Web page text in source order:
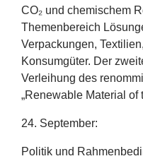
CO₂ und chemischem
Themenbereich
Verpackungen,
Konsumgüter. Der
Verleihung des
„Renewable Material of
24. September:
Politik und